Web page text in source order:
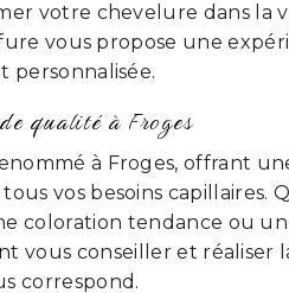
votre chevelure dans la
vous propose une
personnalisée.
qualité à Froges
à Froges, offrant
vos besoins capillaires.
coloration tendance ou un
vous conseiller et réaliser
correspond.